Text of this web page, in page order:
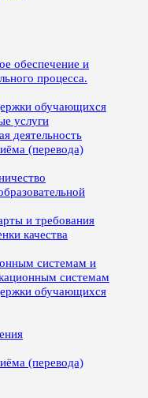
обеспечение и
процесса.
обучающихся
услуги
деятельность
(перевода)
и требования
качества
системам и
системам
обучающихся
(перевода)